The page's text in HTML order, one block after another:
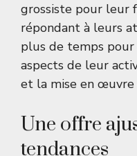
grossiste pour leur
répondant à leurs
plus de temps pour
aspects de leur
et la mise en œuvre
Une offre
tendances